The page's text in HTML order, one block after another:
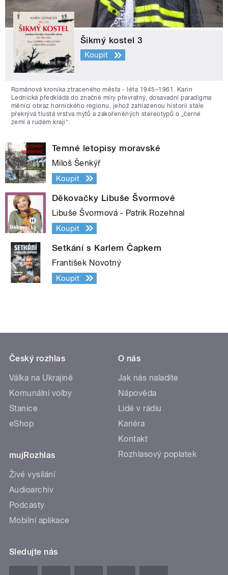
Šikmý kostel 3
Koupit
Románová kronika ztraceného města - léta 1945–1961. Karin
Lednická předkládá do značné míry převratný, dosavadní paradigma
měnící obraz hornického regionu, jehož zahlazenou historii stále
překrývá tlustá vrstva mýtů a zakořeněných stereotypů o „černé
zemi a rudém kraji“.
Temné letopisy moravské
Miloš Šenkýř
Koupit
Děkovačky Libuše Švormové
Libuše Švormová - Patrik Rozehnal
Koupit
Setkání s Karlem Čapkem
František Novotný
Koupit
Český rozhlas
Válka na Ukrajině
Komunální volby
Stanice
eShop
mujRozhlas
Živé vysílání
Audioarchiv
Podcasty
Mobilní aplikace
O nás
Jak nás naladíte
Nápověda
Lidé v rádiu
Kariéra
Kontakt
Rozhlasový poplatek
Sledujte nás